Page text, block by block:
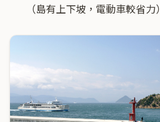
（島有上下坡，電動車較省力）